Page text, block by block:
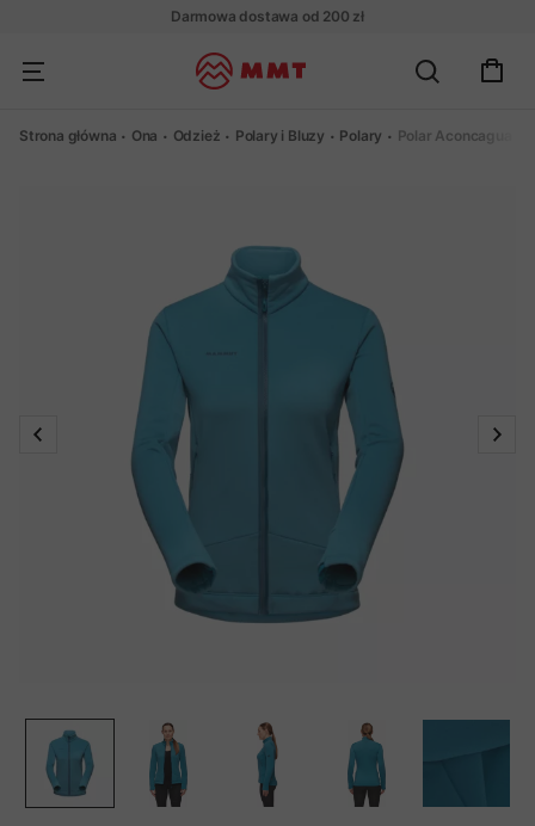
Darmowa dostawa od 200 zł
Strona główna Ona Odzież Polary i Bluzy Polary Polar Aconcagua